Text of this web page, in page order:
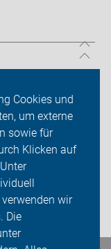
Cookies und
um externe
sowie für
Klicken auf
wir
Die